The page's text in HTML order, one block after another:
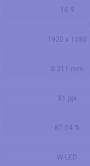
16:9
1920 x 1080
0.311 mm
81 ppi
87.04 %
W-LED